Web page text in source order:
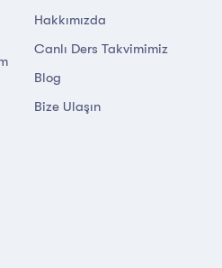
Hakkımızda
Canlı Ders Takvimimiz
Blog
Bize Ulaşın